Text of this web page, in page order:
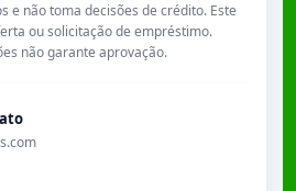
e não toma decisões de crédito. Este
ou solicitação de empréstimo.
não garante aprovação.